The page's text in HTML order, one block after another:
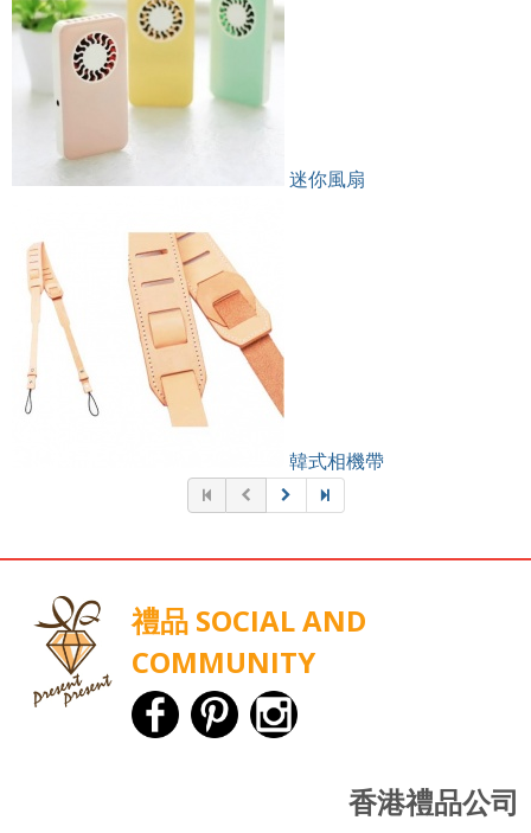
迷你風扇
韓式相機帶
禮品 SOCIAL AND
COMMUNITY
香港禮品公司